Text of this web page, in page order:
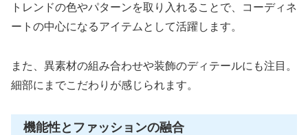
トレンドの色やパターンを取り入れることで、コーディネ
ートの中心になるアイテムとして活躍します。
また、異素材の組み合わせや装飾のディテールにも注目。
細部にまでこだわりが感じられます。
機能性とファッションの融合